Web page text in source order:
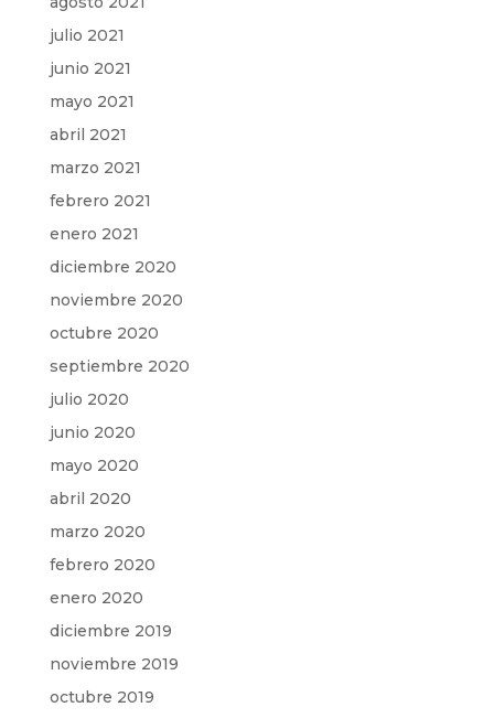
julio 2021
junio 2021
mayo 2021
abril 2021
marzo 2021
febrero 2021
enero 2021
diciembre 2020
noviembre 2020
octubre 2020
septiembre 2020
julio 2020
junio 2020
mayo 2020
abril 2020
marzo 2020
febrero 2020
enero 2020
diciembre 2019
noviembre 2019
octubre 2019